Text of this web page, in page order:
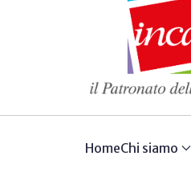
HomeChi siamo